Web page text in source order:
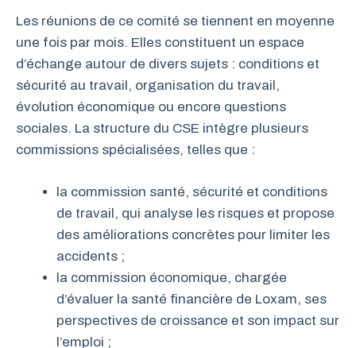
Les réunions de ce comité se tiennent en moyenne
une fois par mois. Elles constituent un espace
d’échange autour de divers sujets : conditions et
sécurité au travail, organisation du travail,
évolution économique ou encore questions
sociales. La structure du CSE intègre plusieurs
commissions spécialisées, telles que :
la commission santé, sécurité et conditions
de travail, qui analyse les risques et propose
des améliorations concrètes pour limiter les
accidents ;
la commission économique, chargée
d’évaluer la santé financière de Loxam, ses
perspectives de croissance et son impact sur
l’emploi ;